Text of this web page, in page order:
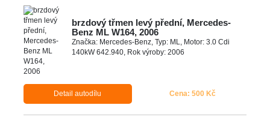
brzdový třmen levý přední, Mercedes-
Benz ML W164, 2006
Značka: Mercedes-Benz, Typ: ML, Motor: 3.0 Cdi
140kW 642.940, Rok výroby: 2006
Detail autodílu Cena: 500 Kč